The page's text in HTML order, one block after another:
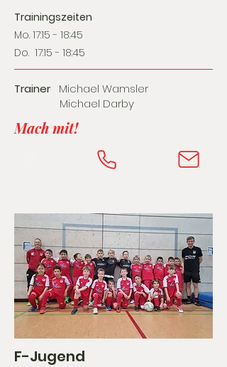
Trainingszeiten
Mo. 17:15 - 18:45
Do. 17:15 - 18:45
Trainer Michael Wamsler
Michael Darby
Mach mit!
F-Jugend